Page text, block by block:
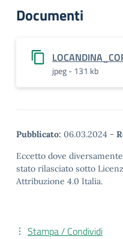
Documenti
jpeg - 131 kb
Pubblicato: 06.03.2024 -
Eccetto dove
stato rilasciato sotto
Attribuzione 4.0 Italia.
Stampa / Condividi